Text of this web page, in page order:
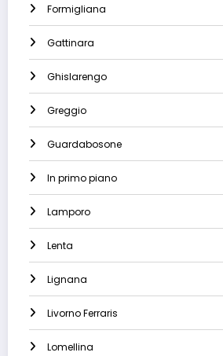
Formigliana
Gattinara
Ghislarengo
Greggio
Guardabosone
In primo piano
Lamporo
Lenta
Lignana
Livorno Ferraris
Lomellina